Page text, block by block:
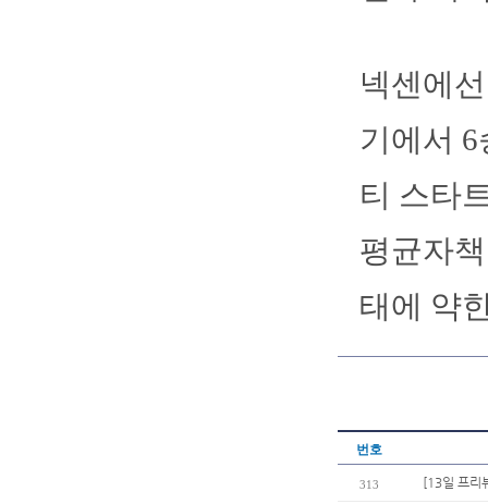
넥센에
기에서
티 스타
평균자
태에 약
번호
313 [13일 프리